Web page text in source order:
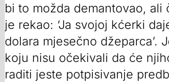
bi to možda demantovao, ali
je rekao: ‘Ja svojoj kćerki
dolara mjesečno džeparca’.
koju nisu očekivali da će
raditi jeste potpisivanje